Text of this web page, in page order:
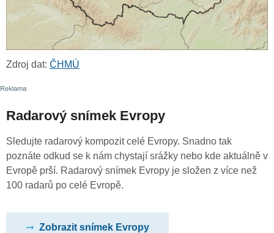
Zdroj dat: ČHMÚ
Radarový snímek Evropy
Sledujte radarový kompozit celé Evropy. Snadno tak
poznáte odkud se k nám chystají srážky nebo kde aktuálně v
Evropě prší. Radarový snímek Evropy je složen z více než
100 radarů po celé Evropě.
Zobrazit snímek Evropy